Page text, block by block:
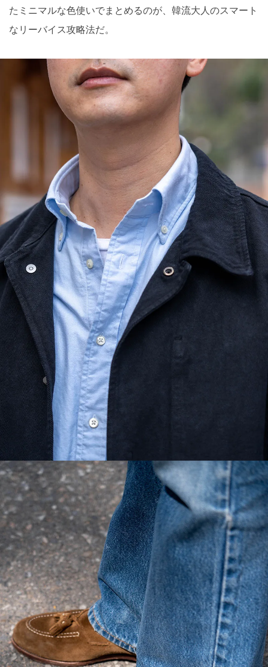
たミニマルな色使いでまとめるのが、韓流大人のスマート
なリーバイス攻略法だ。